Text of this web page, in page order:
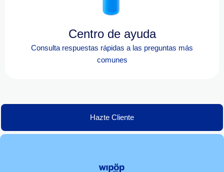
Centro de ayuda
Consulta respuestas rápidas a las preguntas más
comunes
Hazte Cliente